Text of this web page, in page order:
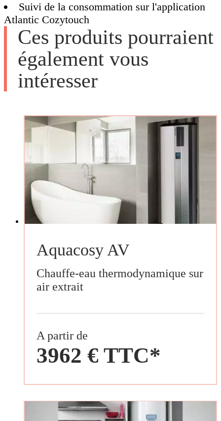
Suivi de la consommation sur l'application
Atlantic Cozytouch
Ces produits pourraient
également vous
intéresser
Aquacosy AV
Chauffe-eau thermodynamique sur
air extrait
A partir de
3962 € TTC*